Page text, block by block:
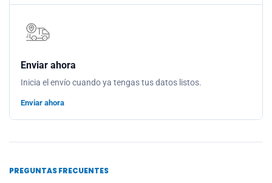
Enviar ahora
Inicia el envío cuando ya tengas tus datos listos.
Enviar ahora
PREGUNTAS FRECUENTES